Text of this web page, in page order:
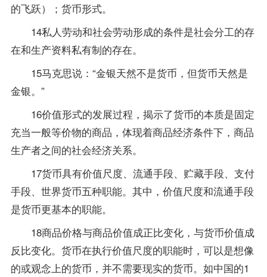
的飞跃）；货币形式。
14私人劳动和社会劳动形成的条件是社会分工的存
在和生产资料私有制的存在。
15马克思说：“金银天然不是货币，但货币天然是
金银。”
16价值形式的发展过程，揭示了货币的本质是固定
充当一般等价物的商品，体现着商品经济条件下，商品
生产者之间的社会经济关系。
17货币具有价值尺度、流通手段、贮藏手段、支付
手段、世界货币五种职能。其中，价值尺度和流通手段
是货币更基本的职能。
18商品价格与商品价值成正比变化，与货币价值成
反比变化。货币在执行价值尺度的职能时，可以是想像
的或观念上的货币，并不需要现实的货币。如中国的1